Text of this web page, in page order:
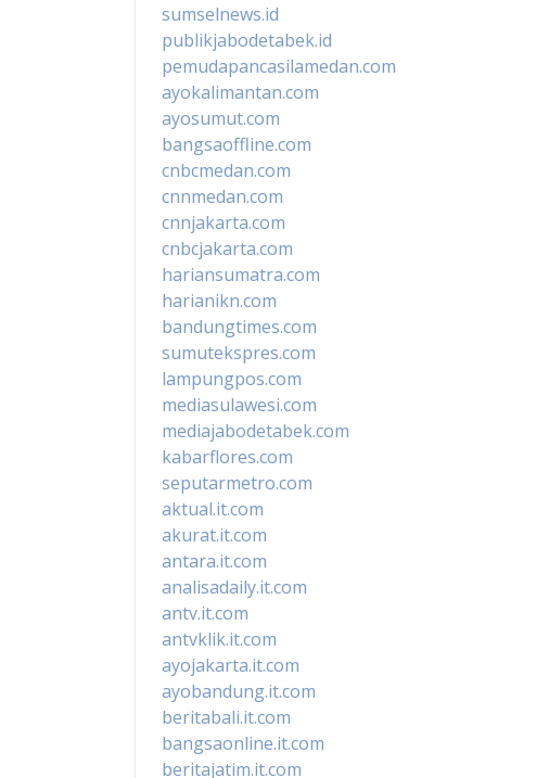
sumselnews.id
publikjabodetabek.id
pemudapancasilamedan.com
ayokalimantan.com
ayosumut.com
bangsaoffline.com
cnbcmedan.com
cnnmedan.com
cnnjakarta.com
cnbcjakarta.com
hariansumatra.com
harianikn.com
bandungtimes.com
sumutekspres.com
lampungpos.com
mediasulawesi.com
mediajabodetabek.com
kabarflores.com
seputarmetro.com
aktual.it.com
akurat.it.com
antara.it.com
analisadaily.it.com
antv.it.com
antvklik.it.com
ayojakarta.it.com
ayobandung.it.com
beritabali.it.com
bangsaonline.it.com
beritajatim.it.com